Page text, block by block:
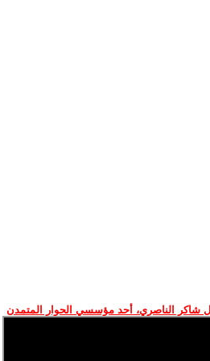
شاكر الناصري، أحد مؤسسي الحوار المتمدن